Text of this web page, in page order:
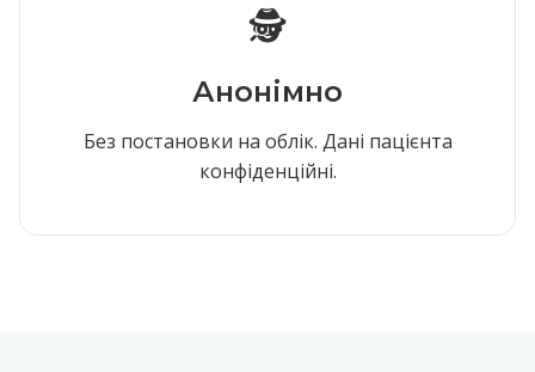
🕵️
Анонімно
Без постановки на облік. Дані пацієнта
конфіденційні.